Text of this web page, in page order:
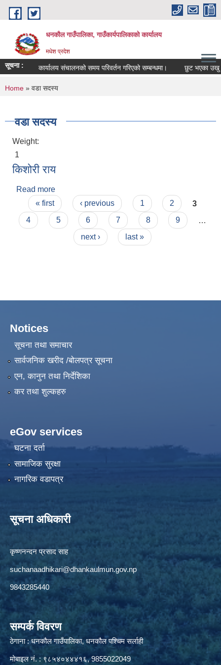
Skip to main content
धनकौल गाउँपालिका, गाउँकार्यपालिकाको कार्यालय
मधेश प्रदेश
सूचना : कार्यालय संचालनको समय परिवर्तन गरिएको सम्बन्धमा। छुट भएका उखु
You are here
Home » वडा सदस्य
वडा सदस्य
Weight:
1
किशोरी राय
Read more
Pages
« first ‹ previous 1 2
3
4
5 6 7 8 9
next ›
last »
Notices
सूचना तथा समाचार
सार्वजनिक खरीद /बोलपत्र सूचना
एन, कानुन तथा निर्देशिका
कर तथा शुल्कहरु
eGov services
घटना दर्ता
सामाजिक सुरक्षा
नागरिक वडापत्र
सूचना अधिकारी
कृष्णनन्दन प्रसाद साह
suchanaadhikari@dhankaulmun.gov.np
9843285440
सम्पर्क विवरण
ठेगाना : धनकौल गाउँपालिका, धनकौल पश्चिम सर्लाही
मोबाइल नं. : ९८५४०४४४१६, 9855022049